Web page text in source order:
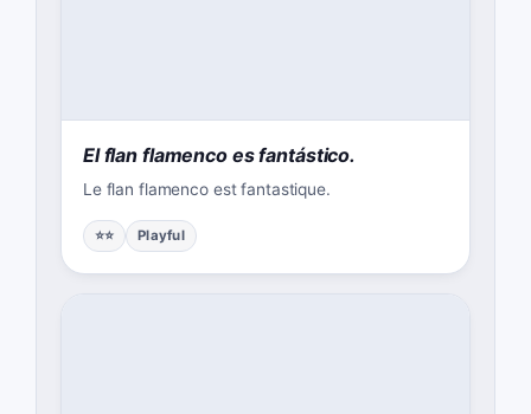
El flan flamenco es fantástico.
Le flan flamenco est fantastique.
⭐⭐ Playful